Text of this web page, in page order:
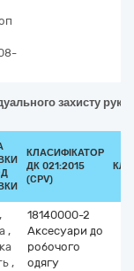
захисту рук
КЛАСИФІКАТОР
ДК 021:2015
(CPV)
,
,
,
18140000-2
Аксесуари до
робочого
одягу